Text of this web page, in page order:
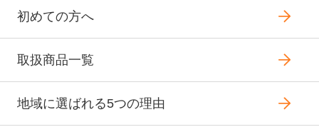
初めての方へ
取扱商品一覧
地域に選ばれる5つの理由